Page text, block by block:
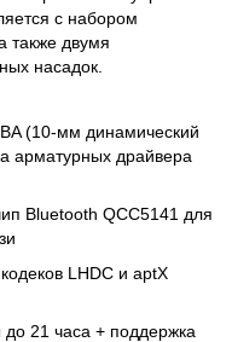
с набором
также двумя
насадок.
(10-мм динамический
арматурных драйвера
Bluetooth QCC5141 для
LHDC и aptX
21 часа + поддержка